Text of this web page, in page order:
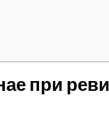
при